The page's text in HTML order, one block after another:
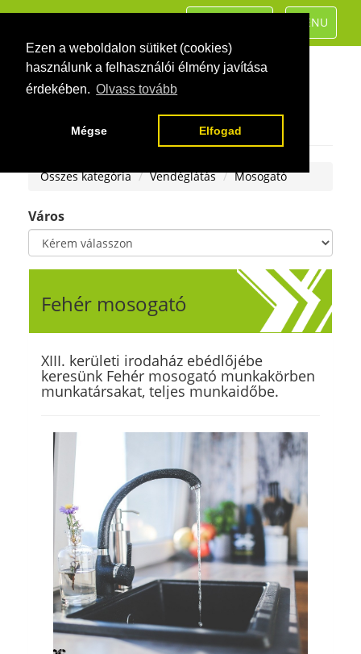
Ezen a weboldalon sütiket (cookies)
használunk a felhasználói élmény javítása
érdekében. Olvass tovább
Mégse Elfogad
TOGGLE
NAVIGATION
MENU
Összes kategória Vendéglátás Mosogató
Város
Fehér mosogató
XIII. kerületi irodaház ebédlőjébe
keresünk Fehér mosogató munkakörben
munkatársakat, teljes munkaidőbe.